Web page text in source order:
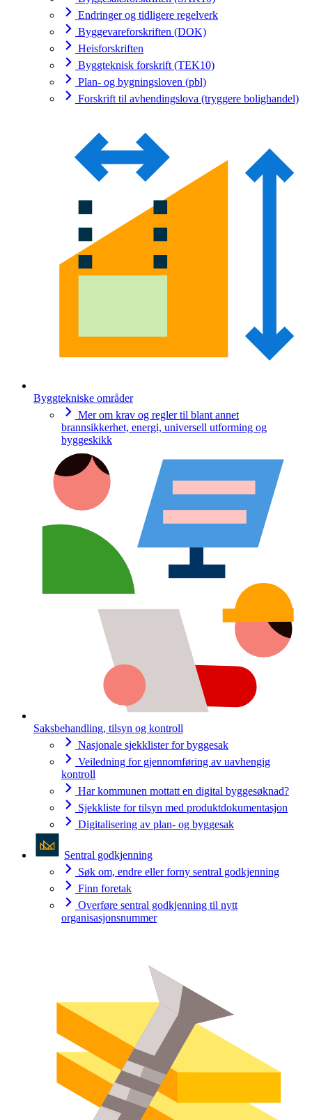
Endringer og tidligere regelverk
Byggevareforskriften (DOK)
Heisforskriften
Byggteknisk forskrift (TEK10)
Plan- og bygningsloven (pbl)
Forskrift til avhendingslova (tryggere bolighandel)
Byggtekniske områder
Mer om krav og regler til blant annet
brannsikkerhet, energi, universell utforming og
byggeskikk
Saksbehandling, tilsyn og kontroll
Nasjonale sjekklister for byggesak
Veiledning for gjennomføring av uavhengig
kontroll
Har kommunen mottatt en digital byggesøknad?
Sjekkliste for tilsyn med produktdokumentasjon
Digitalisering av plan- og byggesak
Sentral godkjenning
Søk om, endre eller forny sentral godkjenning
Finn foretak
Overføre sentral godkjenning til nytt
organisasjonsnummer